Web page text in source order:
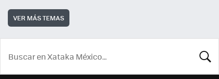
VER MÁS TEMAS